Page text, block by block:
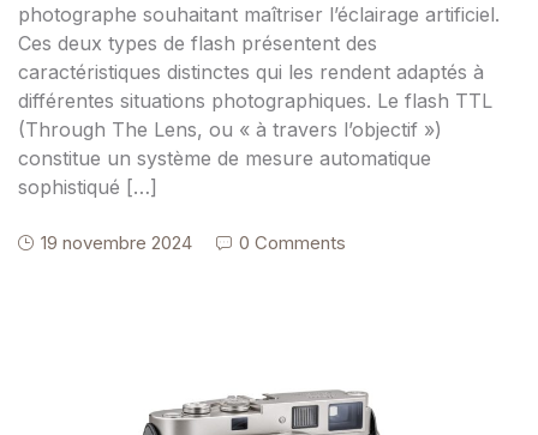
photographe souhaitant maîtriser l’éclairage artificiel.
Ces deux types de flash présentent des
caractéristiques distinctes qui les rendent adaptés à
différentes situations photographiques. Le flash TTL
(Through The Lens, ou « à travers l’objectif »)
constitue un système de mesure automatique
sophistiqué […]
19 novembre 2024 0 Comments